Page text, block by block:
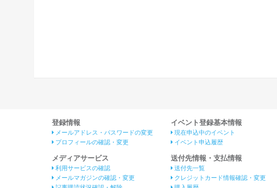
登録情報
メールアドレス・パスワードの変更
プロフィールの確認・変更
メディアサービス
利用サービスの確認
メールマガジンの確認・変更
イベント登録基本情報
現在申込中のイベント
イベント申込履歴
送付先情報・支払情報
送付先一覧
クレジットカード情報確認・変更